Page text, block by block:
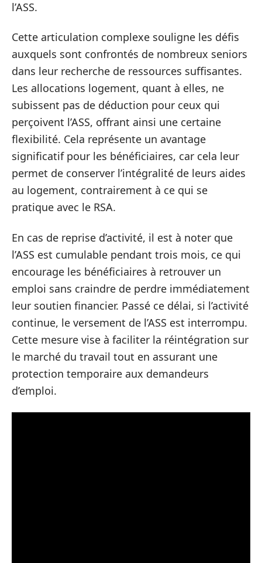
l’ASS.
Cette articulation complexe souligne les défis
auxquels sont confrontés de nombreux seniors
dans leur recherche de ressources suffisantes.
Les allocations logement, quant à elles, ne
subissent pas de déduction pour ceux qui
perçoivent l’ASS, offrant ainsi une certaine
flexibilité. Cela représente un avantage
significatif pour les bénéficiaires, car cela leur
permet de conserver l’intégralité de leurs aides
au logement, contrairement à ce qui se
pratique avec le RSA.
En cas de reprise d’activité, il est à noter que
l’ASS est cumulable pendant trois mois, ce qui
encourage les bénéficiaires à retrouver un
emploi sans craindre de perdre immédiatement
leur soutien financier. Passé ce délai, si l’activité
continue, le versement de l’ASS est interrompu.
Cette mesure vise à faciliter la réintégration sur
le marché du travail tout en assurant une
protection temporaire aux demandeurs
d’emploi.